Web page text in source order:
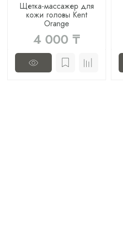
Щетка-массажер для
кожи головы Kent
Orange
4 000 ₸